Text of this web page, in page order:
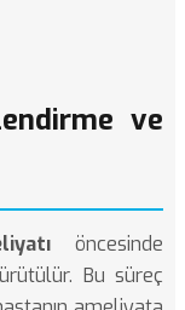
ve
öncesinde
Bu süreç